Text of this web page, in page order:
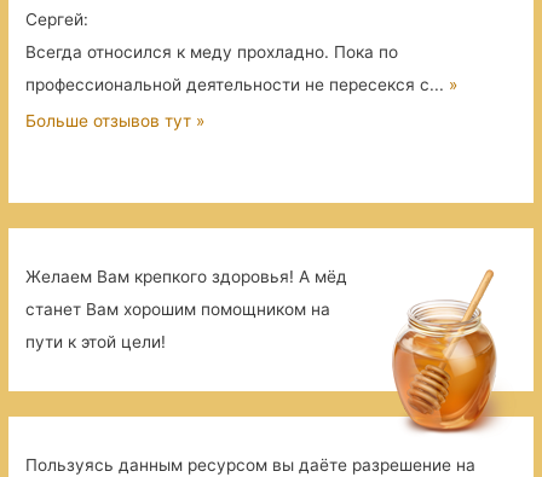
Сергей:
Всегда относился к меду прохладно. Пока по
профессиональной деятельности не пересекся с... »
Больше отзывов тут »
Желаем Вам крепкого здоровья! А мёд
станет Вам хорошим помощником на
пути к этой цели!
Пользуясь данным ресурсом вы даёте разрешение на